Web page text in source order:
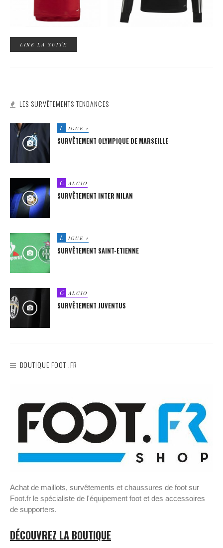
LIRE LA SUITE
LES SURVÊTEMENTS TENDANCES
L IGUE 1
SURVÊTEMENT OLYMPIQUE DE MARSEILLE
C ALCIO
SURVÊTEMENT INTER MILAN
L IGUE 1
SURVÊTEMENT SAINT-ETIENNE
C ALCIO
SURVÊTEMENT JUVENTUS
BOUTIQUE FOOT .FR
Achat de maillots, survêtements et chaussures de foot sur
Foot.fr le spécialiste de l'équipement foot et des accessoires
de supporters.
DÉCOUVREZ LA BOUTIQUE